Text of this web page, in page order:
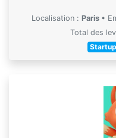
Localisation : Paris •
Total des
Startup